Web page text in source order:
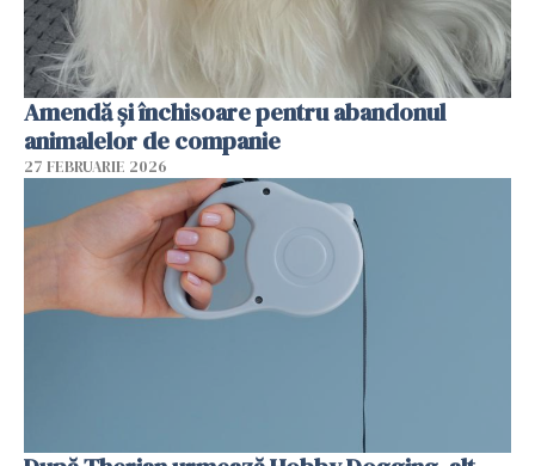
Amendă și închisoare pentru abandonul
animalelor de companie
27 FEBRUARIE 2026